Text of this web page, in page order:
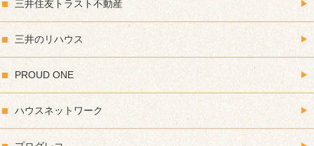
三井住友トラスト不動産
三井のリハウス
PROUD ONE
ハウスネットワーク